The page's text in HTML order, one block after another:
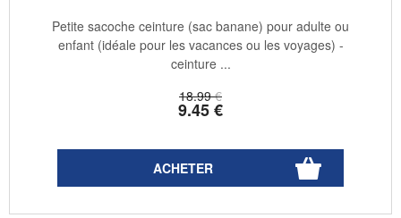
18.99 €
9.45€
Petite sacoche ceinture (sac banane) pour adulte ou
enfant (idéale pour les vacances ou les voyages) -
ceinture ...